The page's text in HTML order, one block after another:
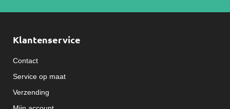
Klantenservice
Contact
Service op maat
Verzending